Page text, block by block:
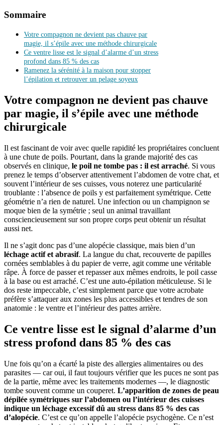
Sommaire
Votre compagnon ne devient pas chauve par
magie, il s’épile avec une méthode chirurgicale
Ce ventre lisse est le signal d’alarme d’un stress
profond dans 85 % des cas
Ramenez la sérénité à la maison pour stopper
l’épilation et retrouver un pelage soyeux
Votre compagnon ne devient pas chauve
par magie, il s’épile avec une méthode
chirurgicale
Il est fascinant de voir avec quelle rapidité les propriétaires concluent
à une chute de poils. Pourtant, dans la grande majorité des cas
observés en clinique, le poil ne tombe pas : il est arraché. Si vous
prenez le temps d’observer attentivement l’abdomen de votre chat, et
souvent l’intérieur de ses cuisses, vous noterez une particularité
troublante : l’absence de poils y est parfaitement symétrique. Cette
géométrie n’a rien de naturel. Une infection ou un champignon se
moque bien de la symétrie ; seul un animal travaillant
consciencieusement sur son propre corps peut obtenir un résultat
aussi net.
Il ne s’agit donc pas d’une alopécie classique, mais bien d’un
léchage actif et abrasif. La langue du chat, recouverte de papilles
cornées semblables à du papier de verre, agit comme une véritable
râpe. À force de passer et repasser aux mêmes endroits, le poil casse
à la base ou est arraché. C’est une auto-épilation méticuleuse. Si le
dos reste impeccable, c’est simplement parce que votre acrobate
préfère s’attaquer aux zones les plus accessibles et tendres de son
anatomie : le ventre et l’intérieur des pattes arrière.
Ce ventre lisse est le signal d’alarme d’un
stress profond dans 85 % des cas
Une fois qu’on a écarté la piste des allergies alimentaires ou des
parasites — car oui, il faut toujours vérifier que les puces ne sont pas
de la partie, même avec les traitements modernes —, le diagnostic
tombe souvent comme un couperet. L’apparition de zones de peau
dépilée symétriques sur l’abdomen ou l’intérieur des cuisses
indique un léchage excessif dû au stress dans 85 % des cas
d’alopécie. C’est ce qu’on appelle l’alopécie psychogène. Ce n’est